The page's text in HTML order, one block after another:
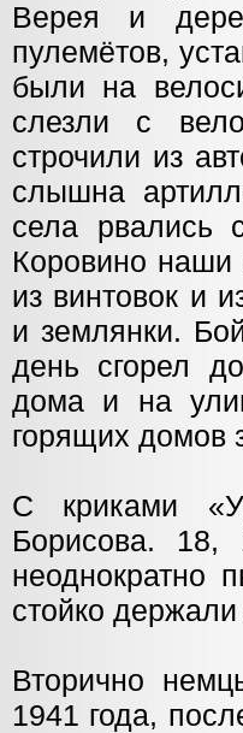
Верея и
пулемётов,
были на
слезли с
строчили из
слышна
села рвались
Коровино наши
из винтовок и
и землянки.
день сгорел
дома и на
горящих домов
С криками
Борисова.
неоднократно
стойко
Вторично
1941 года,